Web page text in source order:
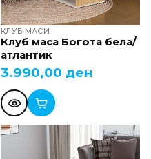
КЛУБ МАСИ
Клуб маса Богота бела/
атлантик
3.990,00 ден